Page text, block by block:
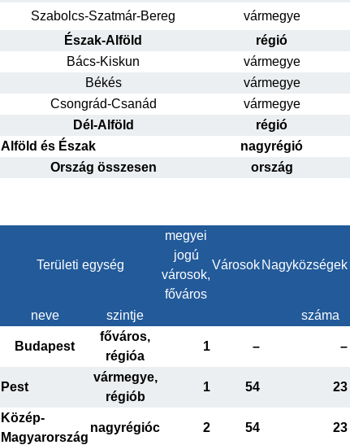
Szabolcs-Szatmár-Bereg vármegye
Észak-Alföld
régió
Bács-Kiskun
vármegye
Békés
vármegye
Csongrád-Csanád
vármegye
Dél-Alföld
régió
Alföld és Észak
nagyrégió
Ország összesen
ország
Területi egység
megyei
jogú
városok,
főváros
Városok Nagyközségek
neve szintje száma
Budapest
főváros,
régióa
1 – –
Pest
vármegye,
régiób
1 54 23
Közép-
Magyarország
nagyrégióc 2 54 23